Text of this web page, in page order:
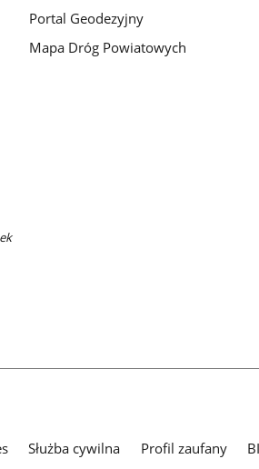
Portal Geodezyjny
Mapa Dróg Powiatowych
Służba cywilna Profil zaufany